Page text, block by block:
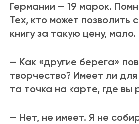
Германии — 19 марок.
Тех, кто может позволить
книгу за такую цену, мало.
— Как «другие берега»
творчество? Имеет ли
та точка на карте, где вы
— Нет, не имеет. Я не